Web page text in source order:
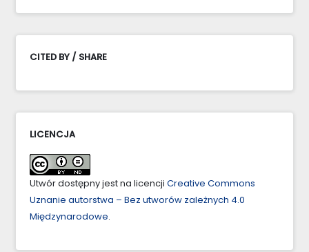
CITED BY / SHARE
LICENCJA
Utwór dostępny jest na licencji Creative Commons
Uznanie autorstwa – Bez utworów zależnych 4.0
Międzynarodowe.